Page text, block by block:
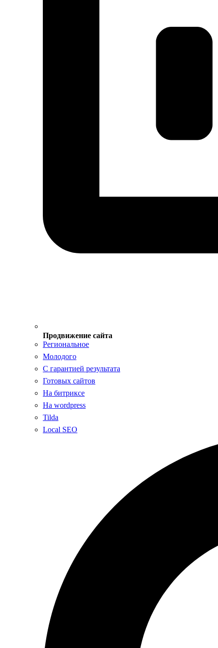
Продвижение сайта
Региональное
Молодого
С гарантией результата
Готовых сайтов
На битриксе
На wordpress
Tilda
Local SEO